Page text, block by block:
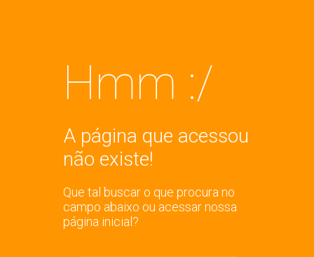
Hmm :/
A página que acessou
não existe!
Que tal buscar o que procura no
campo abaixo ou acessar nossa
página inicial?